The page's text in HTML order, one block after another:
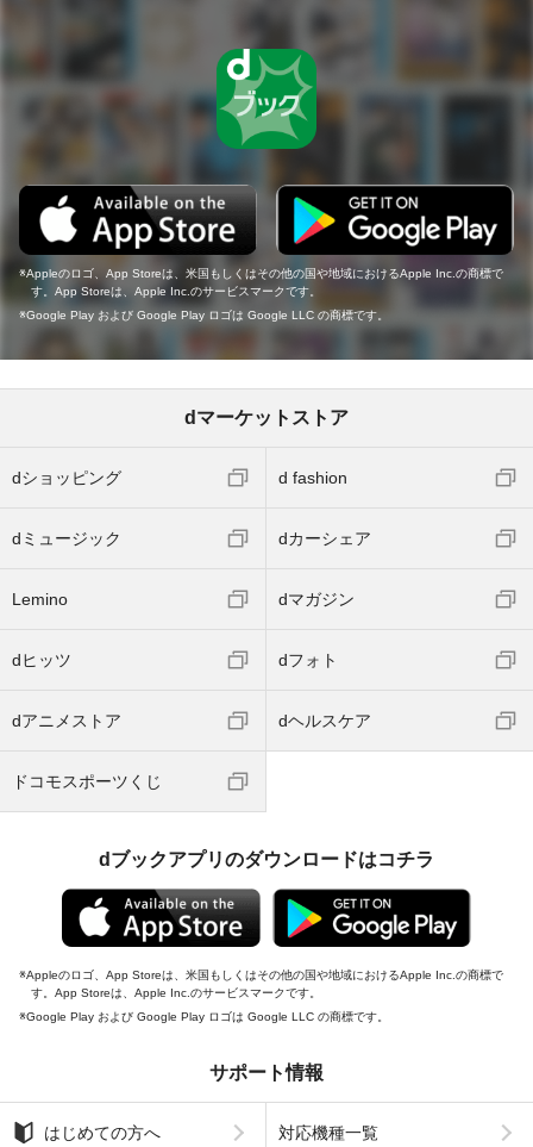
Appleのロゴ、App Storeは、米国もしくはその他の国や地域におけるApple Inc.の商標で
す。App Storeは、Apple Inc.のサービスマークです。
Google Play および Google Play ロゴは Google LLC の商標です。
dマーケットストア
dショッピング d fashion
dミュージック dカーシェア
Lemino dマガジン
dヒッツ dフォト
dアニメストア dヘルスケア
ドコモスポーツくじ
dブックアプリのダウンロードはコチラ
Appleのロゴ、App Storeは、米国もしくはその他の国や地域におけるApple Inc.の商標で
す。App Storeは、Apple Inc.のサービスマークです。
Google Play および Google Play ロゴは Google LLC の商標です。
サポート情報
はじめての方へ 対応機種一覧